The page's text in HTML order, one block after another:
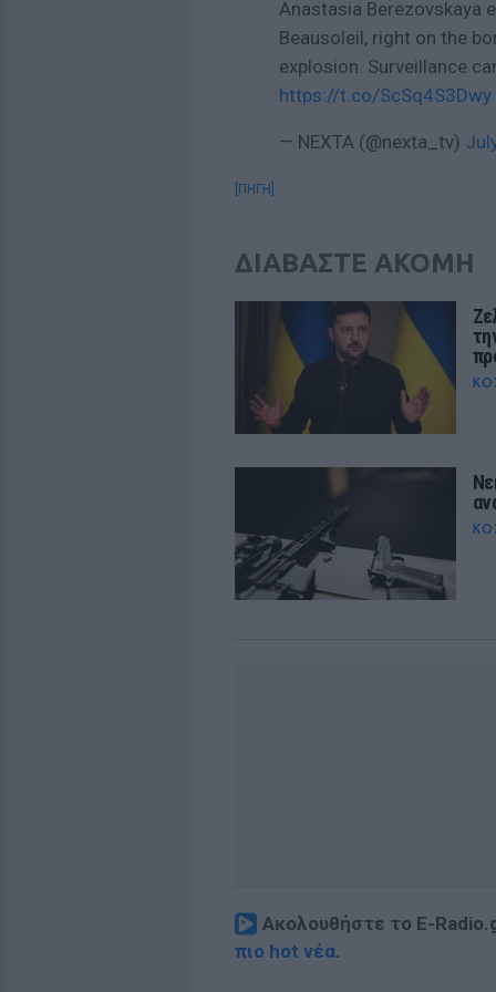
Anastasia Berezovskaya
Beausoleil, right on the
explosion. Surveillance
https://t.co/ScSq4S3Dwy
— NEXTA (@nexta_tv)
[ΠΗΓΗ]
ΔΙΑΒΑΣΤΕ ΑΚΟΜΗ
Ακολουθήστε το E-
πιο hot νέα.